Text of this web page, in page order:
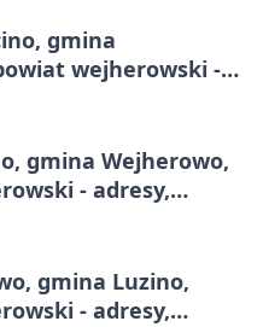
gmina
wejherowski -
gmina Wejherowo,
- adresy,
gmina Luzino,
- adresy,